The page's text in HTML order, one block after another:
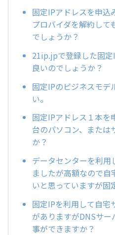
固定IPアドレスを申込
プロバイダを解約して
でしょうか？
21ip.jpで登録した固
良いのでしょうか？
固定IPのビジネスモデ
い。
固定IPアドレス１本を
台のパソコン、または
か？
データセンターを利用
ましたが高額なので
いと思っていますが固
固定IPを利用して自宅
がありますがDNSサ
事ができますか？